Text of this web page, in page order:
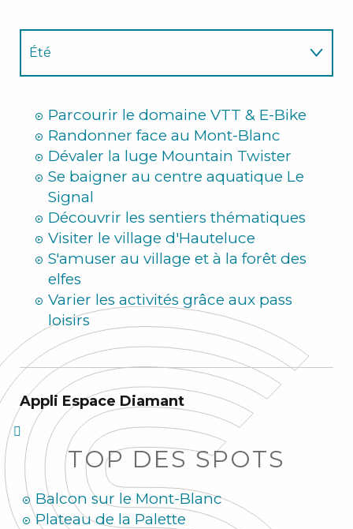
Été
Parcourir le domaine VTT & E-Bike
Randonner face au Mont-Blanc
Dévaler la luge Mountain Twister
Se baigner au centre aquatique Le
Signal
Découvrir les sentiers thématiques
Visiter le village d'Hauteluce
S'amuser au village et à la forêt des
elfes
Varier les activités grâce aux pass
loisirs
Appli Espace Diamant
TOP DES SPOTS
Balcon sur le Mont-Blanc
Plateau de la Palette